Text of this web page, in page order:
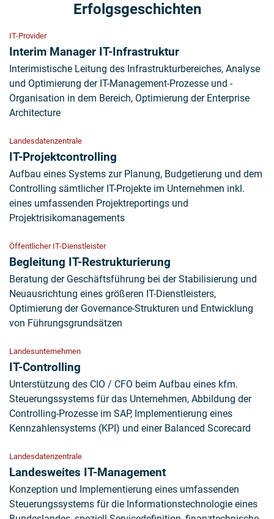
Erfolgsgeschichten
IT-Provider
Interim Manager IT-Infrastruktur
Interimistische Leitung des Infrastrukturbereiches, Analyse
und Optimierung der IT-Management-Prozesse und -
Organisation in dem Bereich, Optimierung der Enterprise
Architecture
Landesdatenzentrale
IT-Projektcontrolling
Aufbau eines Systems zur Planung, Budgetierung und dem
Controlling sämtlicher IT-Projekte im Unternehmen inkl.
eines umfassenden Projektreportings und
Projektrisikomanagements
Öffentlicher IT-Dienstleister
Begleitung IT-Restrukturierung
Beratung der Geschäftsführung bei der Stabilisierung und
Neuausrichtung eines größeren IT-Dienstleisters,
Optimierung der Governance-Strukturen und Entwicklung
von Führungsgrundsätzen
Landesunternehmen
IT-Controlling
Unterstützung des CIO / CFO beim Aufbau eines kfm.
Steuerungssystems für das Unternehmen, Abbildung der
Controlling-Prozesse im SAP, Implementierung eines
Kennzahlensystems (KPI) und einer Balanced Scorecard
Landesdatenzentrale
Landesweites IT-Management
Konzeption und Implementierung eines umfassenden
Steuerungssystems für die Informationstechnologie eines